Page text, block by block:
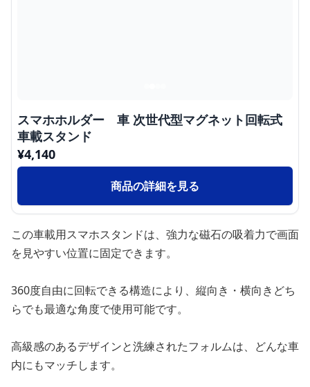
スマホホルダー 車 次世代型マグネット回転式
車載スタンド
¥4,140
商品の詳細を見る
この車載用スマホスタンドは、強力な磁石の吸着力で画面
を見やすい位置に固定できます。
360度自由に回転できる構造により、縦向き・横向きどち
らでも最適な角度で使用可能です。
高級感のあるデザインと洗練されたフォルムは、どんな車
内にもマッチします。